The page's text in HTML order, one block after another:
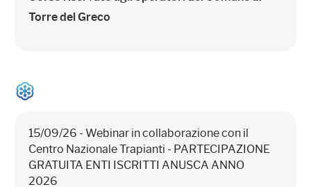
Torre del Greco
15/09/26 - Webinar in collaborazione con il
Centro Nazionale Trapianti - PARTECIPAZIONE
GRATUITA ENTI ISCRITTI ANUSCA ANNO
2026